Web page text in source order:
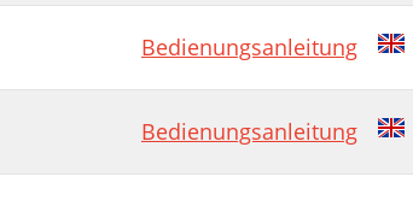
Bedienungsanleitung
Bedienungsanleitung